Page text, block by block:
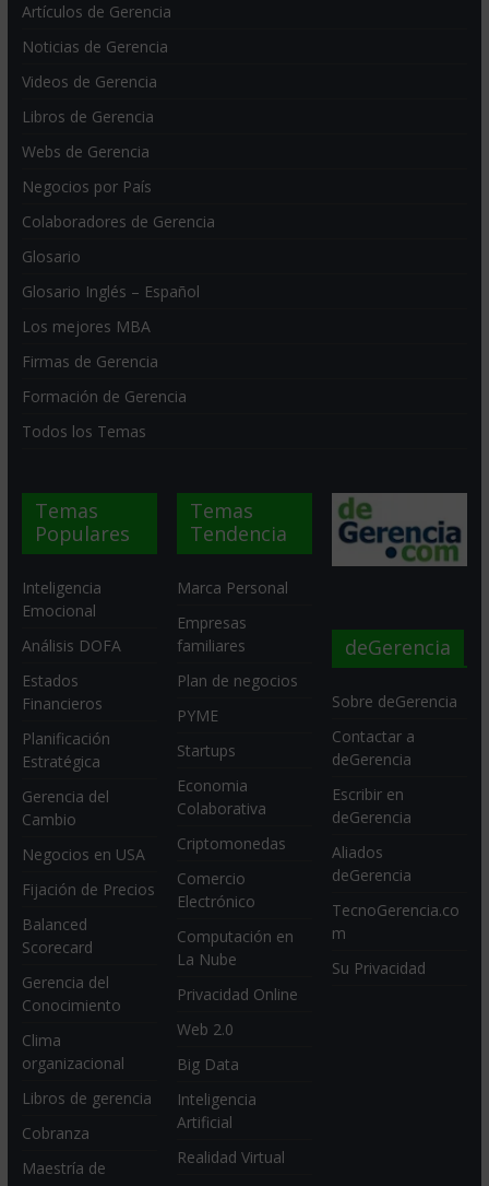
Artículos de Gerencia
Noticias de Gerencia
Videos de Gerencia
Libros de Gerencia
Webs de Gerencia
Negocios por País
Colaboradores de Gerencia
Glosario
Glosario Inglés – Español
Los mejores MBA
Firmas de Gerencia
Formación de Gerencia
Todos los Temas
Temas
Populares
Inteligencia
Emocional
Análisis DOFA
Estados
Financieros
Planificación
Estratégica
Gerencia del
Cambio
Negocios en USA
Fijación de Precios
Balanced
Scorecard
Gerencia del
Conocimiento
Clima
organizacional
Libros de gerencia
Cobranza
Maestría de
Temas
Tendencia
Marca Personal
Empresas
familiares
Plan de negocios
PYME
Startups
Economia
Colaborativa
Criptomonedas
Comercio
Electrónico
Computación en
La Nube
Privacidad Online
Web 2.0
Big Data
Inteligencia
Artificial
Realidad Virtual
deGerencia
Sobre deGerencia
Contactar a
deGerencia
Escribir en
deGerencia
Aliados
deGerencia
TecnoGerencia.co
m
Su Privacidad